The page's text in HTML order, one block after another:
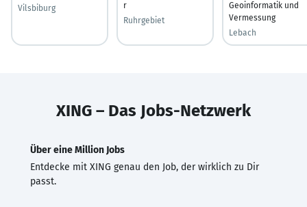
Vilsbiburg
r
Ruhrgebiet
Geoinformatik und
Vermessung
Lebach
XING – Das Jobs-Netzwerk
Über eine Million Jobs
Entdecke mit XING genau den Job, der wirklich zu Dir
passt.